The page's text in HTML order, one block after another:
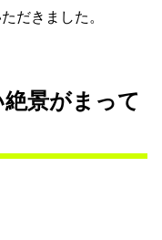
だきました。
絶景がまって